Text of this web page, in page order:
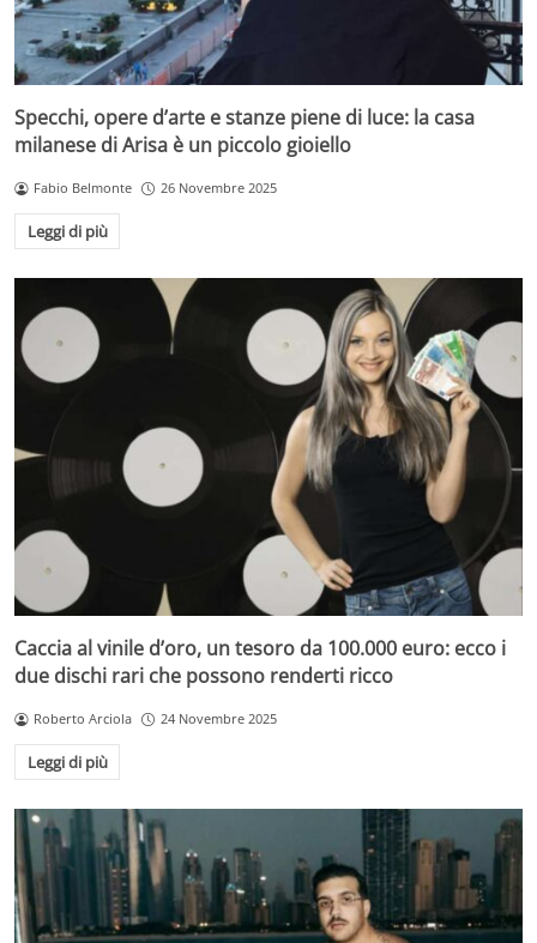
Specchi, opere d’arte e stanze piene di luce: la casa
milanese di Arisa è un piccolo gioiello
Fabio Belmonte 26 Novembre 2025
Leggi di più
Caccia al vinile d’oro, un tesoro da 100.000 euro: ecco i
due dischi rari che possono renderti ricco
Roberto Arciola 24 Novembre 2025
Leggi di più